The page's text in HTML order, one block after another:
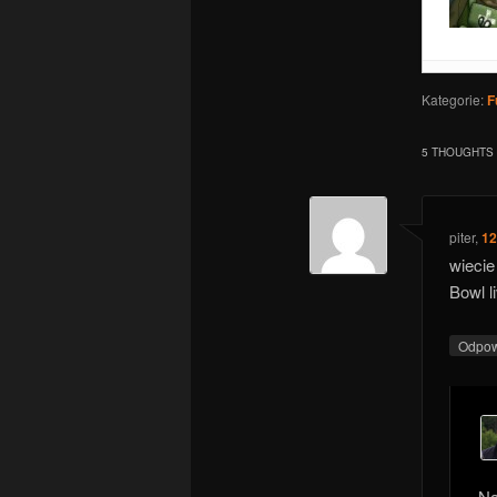
Kategorie:
5 THOUGHTS
piter,
Bowl